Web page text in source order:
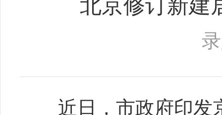
北京修订新建
近日，市政府印发